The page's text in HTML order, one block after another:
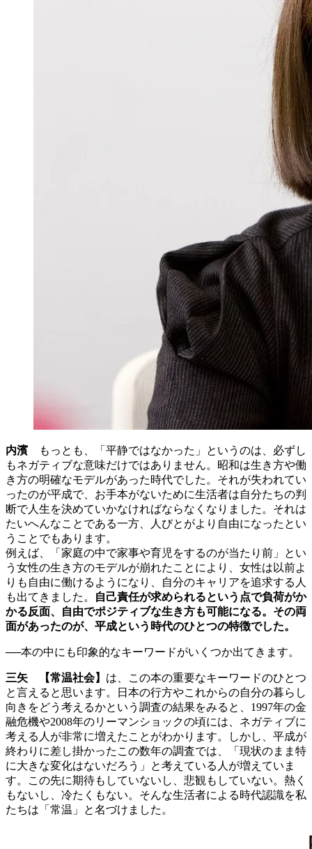
内濱 もっとも、「平静ではなかった」というのは、必ずし
もネガティブな意味だけではありません。昭和は生き方や働
き方の明確なモデルがあった時代でした。それが失われてい
ったのが平成で、お手本がないために生活者は自分たちの判
断で人生を決めていかなければならなくなりました。それは
たいへんなことである一方、人びとがより自由になったとい
うことでもあります。
例えば、「家庭の中で家事や育児をするのが当たり前」とい
う女性の生き方のモデルが崩れたことにより、女性は以前よ
りも自由に働けるようになり、自分のキャリアを追求する人
も出てきました。
自己責任が求められるという点で負荷がか
かる反面、自由でポジティブな生き方も可能になる。その両
面があったのが、平成という時代のひとつの特徴でした。
──本の中にも印象的なキーワードがいくつか出てきます。
三矢 【常温社会】 は、この本の重要なキーワードのひとつ
と言えると思います。日本の行方やこれからの自分の暮らし
向きをどう考えるかという調査の結果をみると、1997年の金
融危機や2008年のリーマンショックの頃には、ネガティブに
考える人が非常に増えたことがわかります。しかし、平成が
終わりに差し掛かったこの数年の調査では、「現状のまま特
に大きな変化はないだろう」と考えている人が増えていま
す。この先に期待もしていないし、悲観もしていない。熱く
もないし、冷たくもない。そんな生活者による時代認識を私
たちは「常温」と名づけました。